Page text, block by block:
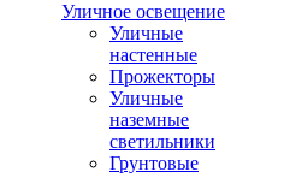
Уличное освещение
Уличные
настенные
Прожекторы
Уличные
наземные
светильники
Грунтовые